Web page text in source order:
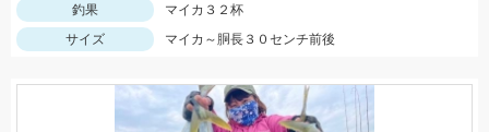
釣果
マイカ３２杯
サイズ
マイカ～胴長３０センチ前後